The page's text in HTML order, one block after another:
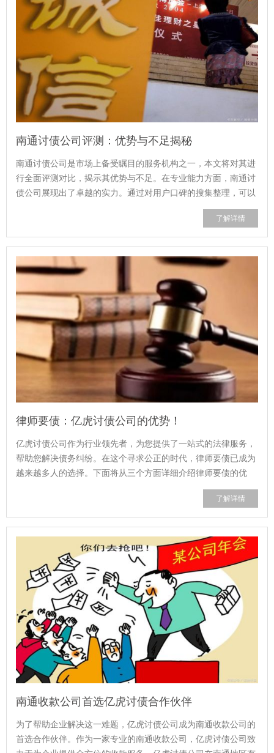
南通讨债公司评测：优势与不足揭秘
南通讨债公司是市场上备受瞩目的服务机构之一，本文将对其进
行全面评测对比，揭示其优势与不足。在专业能力方面，南通讨
债公司展现出了卓越的实力。通过对用户口碑的搜集整理，可以
了解详情
律师要债：亿虎讨债公司的优势！
亿虎讨债公司作为行业领先者，为您提供了一站式的法律服务，
帮助您解决债务纠纷。在这个寻求公正的时代，律师要债已成为
越来越多人的选择。下面将从三个方面详细介绍律师要债的优
了解详情
南通收款公司首选亿虎讨债合作伙伴
为了帮助企业解决这一难题，亿虎讨债公司成为南通收款公司的
首选合作伙伴。作为一家专业的南通收款公司，亿虎讨债公司致